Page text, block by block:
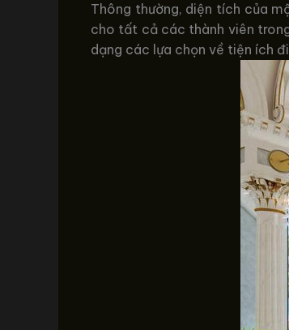
Thông thường, diện tích của
cho tất cả các thành viên
dạng các lựa chọn về tiện ích